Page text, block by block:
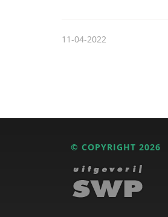
11-04-2022
© COPYRIGHT 2026